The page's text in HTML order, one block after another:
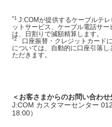
*1 J:COMが提供するケーブルテ
ットサービス、ケーブル電話サ
は、日割りで減額精算します。
*2 口座振替・クレジットカード
については、自動的に口座引落
ただきます。
＜お客さまからのお問い合わせ
J:COM カスタマーセンター
18:00）